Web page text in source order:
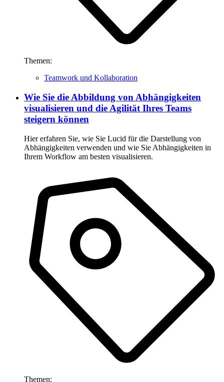
Themen:
Teamwork und Kollaboration
Wie Sie die Abbildung von Abhängigkeiten
visualisieren und die Agilität Ihres Teams
steigern können
Hier erfahren Sie, wie Sie Lucid für die Darstellung von
Abhängigkeiten verwenden und wie Sie Abhängigkeiten in
Ihrem Workflow am besten visualisieren.
Themen: